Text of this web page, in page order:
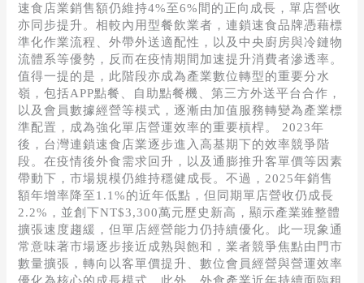
速食店業銷售額仍維持4%至6%間的正向成長，單店營收
亦同步提升。相較內用型餐飲業者，連鎖速食品牌憑藉標
準化作業流程、外帶外送適配性，以及中央廚房與冷鏈物
流體系等優勢，反而在疫情期間加速提升消費者滲透率。
值得一提的是，此階段亦成為產業數位轉型的重要分水
嶺，包括APP點餐、自助點餐機、第三方外送平台合作，
以及會員數據經營等模式，逐漸由加值服務轉變為產業標
準配置，成為強化單店營運效率的重要槓桿。 2023年
後，台灣連鎖速食店業逐步進入高基期下的效率競爭階
段。在疫情後外食需求回升，以及通膨推升客單價等因素
帶動下，市場規模仍維持穩健成長。不過，2025年銷售
額年增率降至1.1%的近年低點，但同期單店營收仍成長
2.2%，並創下NT$3,300萬元歷史新高，顯示產業雖整體
擴張速度趨緩，但單店經營能力仍持續優化。此一現象通
常意味著市場逐步接近成熟與飽和，業者競爭焦點由門市
數量擴張，轉向以客單價提升、數位會員經營與營運效率
優化為核心的成長模式。此外，外食產業近年持續面臨租